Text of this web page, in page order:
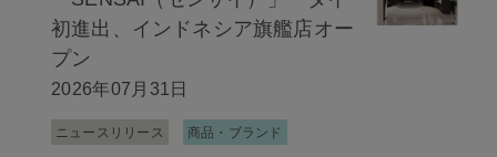
初進出、インドネシア旗艦店オー
プン
2026年07月31日
ニュースリリース 商品・ブランド